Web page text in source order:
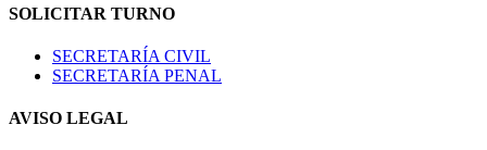
SOLICITAR TURNO
SECRETARÍA CIVIL
SECRETARÍA PENAL
AVISO LEGAL